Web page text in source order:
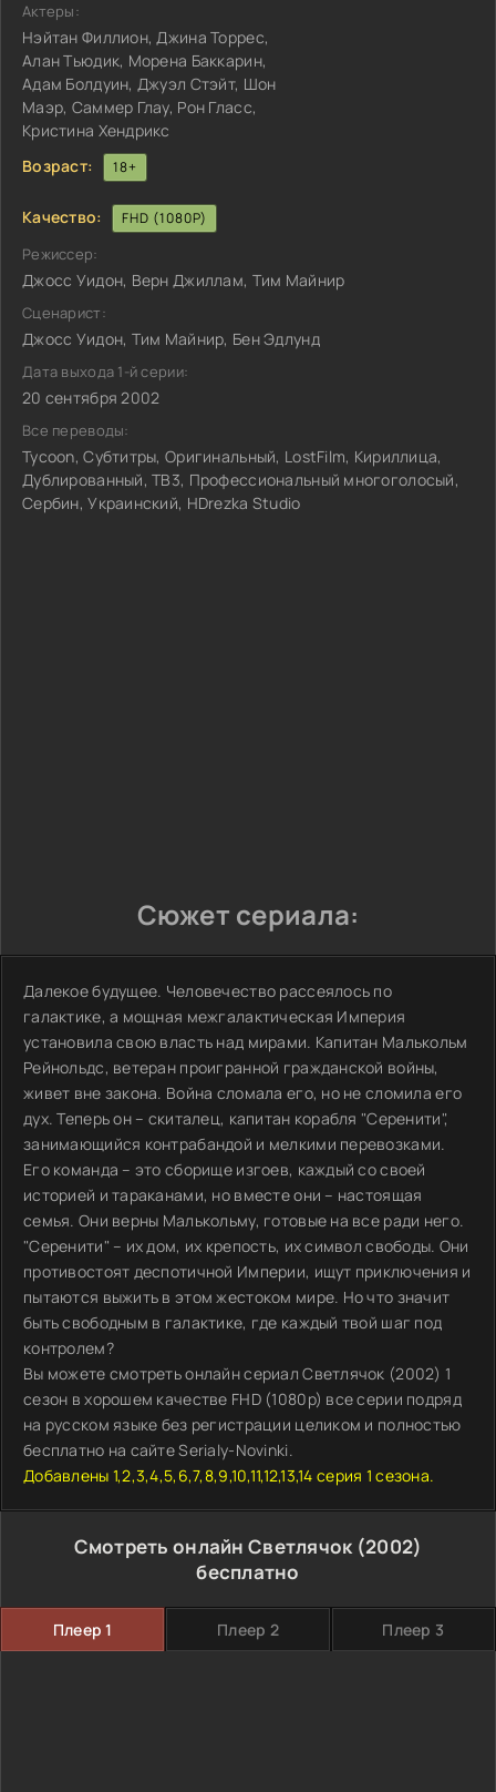
Актеры:
Нэйтан Филлион, Джина Торрес,
Алан Тьюдик, Морена Баккарин,
Адам Болдуин, Джуэл Стэйт, Шон
Маэр, Саммер Глау, Рон Гласс,
Кристина Хендрикс
Возраст:
18+
Качество: FHD (1080P)
Режиссер:
Джосс Уидон, Верн Джиллам, Тим Майнир
Сценарист:
Джосс Уидон, Тим Майнир, Бен Эдлунд
Дата выхода 1-й серии:
20 сентября 2002
Все переводы:
Tycoon, Субтитры, Оригинальный, LostFilm, Кириллица,
Дублированный, ТВ3, Профессиональный многоголосый,
Сербин, Украинский, HDrezka Studio
Сюжет сериала:
Далекое будущее. Человечество рассеялось по
галактике, а мощная межгалактическая Империя
установила свою власть над мирами. Капитан Малькольм
Рейнольдс, ветеран проигранной гражданской войны,
живет вне закона. Война сломала его, но не сломила его
дух. Теперь он – скиталец, капитан корабля "Серенити",
занимающийся контрабандой и мелкими перевозками.
Его команда – это сборище изгоев, каждый со своей
историей и тараканами, но вместе они – настоящая
семья. Они верны Малькольму, готовые на все ради него.
"Серенити" – их дом, их крепость, их символ свободы. Они
противостоят деспотичной Империи, ищут приключения и
пытаются выжить в этом жестоком мире. Но что значит
быть свободным в галактике, где каждый твой шаг под
контролем?
Вы можете смотреть онлайн сериал Светлячок (2002) 1
сезон в хорошем качестве FHD (1080p) все серии подряд
на русском языке без регистрации целиком и полностью
бесплатно на сайте Serialy-Novinki.
Добавлены 1,2,3,4,5,6,7,8,9,10,11,12,13,14 серия 1 сезона.
Смотреть онлайн Светлячок (2002)
бесплатно
Плеер 1 Плеер 2 Плеер 3